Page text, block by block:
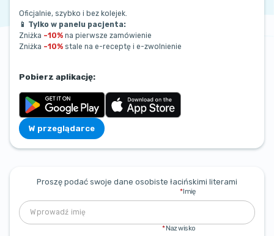
Oficjalnie, szybko i bez kolejek.
📱 Tylko w panelu pacjenta:
Zniżka –10% na pierwsze zamówienie
Zniżka –10% stale na e-receptę i e-zwolnienie
Pobierz aplikację:
W przeglądarce
Proszę podać swoje dane osobiste łacińskimi literami
Imię
*
Nazwisko
*